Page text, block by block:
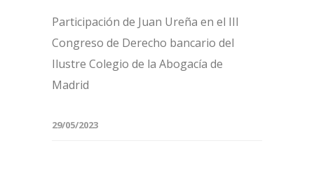
Participación de Juan Ureña en el III
Congreso de Derecho bancario del
Ilustre Colegio de la Abogacía de
Madrid
29/05/2023